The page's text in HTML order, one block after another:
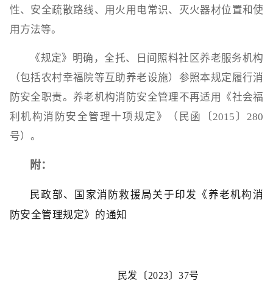
性、安全疏散路线、用火用电常识、灭火器材位置和使
用方法等。
《规定》明确，全托、日间照料社区养老服务机构
（包括农村幸福院等互助养老设施）参照本规定履行消
防安全职责。养老机构消防安全管理不再适用《社会福
利机构消防安全管理十项规定》（民函〔2015〕280
号）。
附：
民政部、国家消防救援局关于印发《养老机构消
防安全管理规定》的通知
民发 〔2023〕37号